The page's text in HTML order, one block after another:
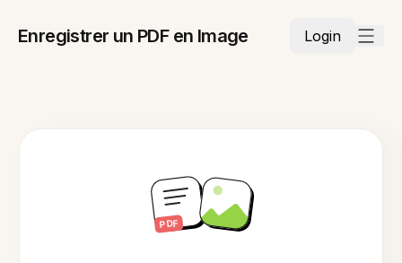
Enregistrer un PDF en Image Login